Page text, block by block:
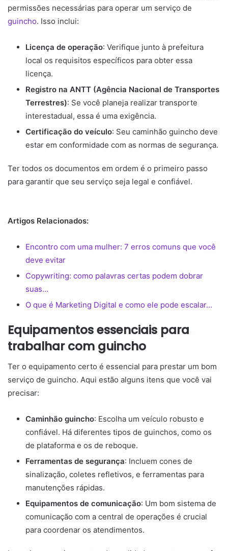
permissões necessárias para operar um serviço de
guincho. Isso inclui:
Licença de operação: Verifique junto à prefeitura
local os requisitos específicos para obter essa
licença.
Registro na ANTT (Agência Nacional de Transportes
Terrestres): Se você planeja realizar transporte
interestadual, essa é uma exigência.
Certificação do veículo: Seu caminhão guincho deve
estar em conformidade com as normas de segurança.
Ter todos os documentos em ordem é o primeiro passo
para garantir que seu serviço seja legal e confiável.
Artigos Relacionados:
Encontro com uma mulher: 7 erros comuns que você
deve evitar
Copywriting: como palavras certas podem dobrar
suas…
O que é Marketing Digital e como ele pode escalar…
Equipamentos essenciais para
trabalhar com guincho
Ter o equipamento certo é essencial para prestar um bom
serviço de guincho. Aqui estão alguns itens que você vai
precisar:
Caminhão guincho: Escolha um veículo robusto e
confiável. Há diferentes tipos de guinchos, como os
de plataforma e os de reboque.
Ferramentas de segurança: Incluem cones de
sinalização, coletes refletivos, e ferramentas para
manutenções rápidas.
Equipamentos de comunicação: Um bom sistema de
comunicação com a central de operações é crucial
para coordenar os atendimentos.